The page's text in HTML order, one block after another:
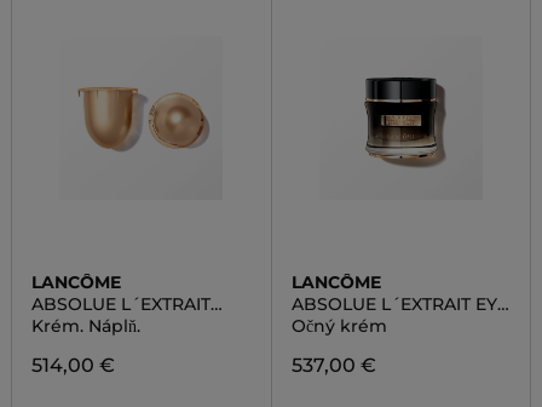
LANCÔME
ABSOLUE L´EXTRAIT
CREAM REFILL
Krém. Náplň.
514,00 €
LANCÔME
ABSOLUE L´EXTRAIT EYE
CREAM
Očný krém
537,00 €